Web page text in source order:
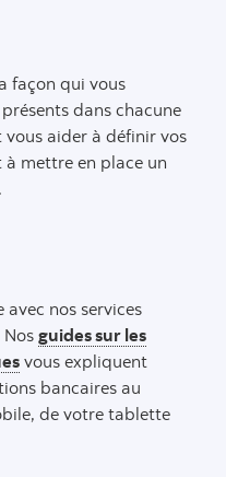
façon qui vous
dans chacune
vous aider à définir vos
à mettre en place un
avec nos services
guides sur les
vous expliquent
bancaires au
de votre tablette